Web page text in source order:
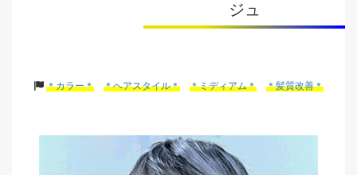
ジュ
＊カラー＊ ＊ヘアスタイル＊ ＊ミディアム＊ ＊髪質改善＊